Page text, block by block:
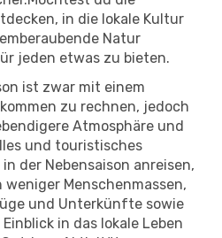
in die lokale Kultur
Natur
jeden etwas zu bieten.
ist zwar mit einem
zu rechnen, jedoch
Atmosphäre und
und touristisches
der Nebensaison anreisen,
Menschenmassen,
und Unterkünfte sowie
in das lokale Leben